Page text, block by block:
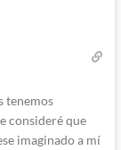
tenemos
consideré que
imaginado a mí